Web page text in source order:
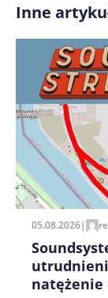
Treść
pisania
Inne
05.08.2026|
natężenie